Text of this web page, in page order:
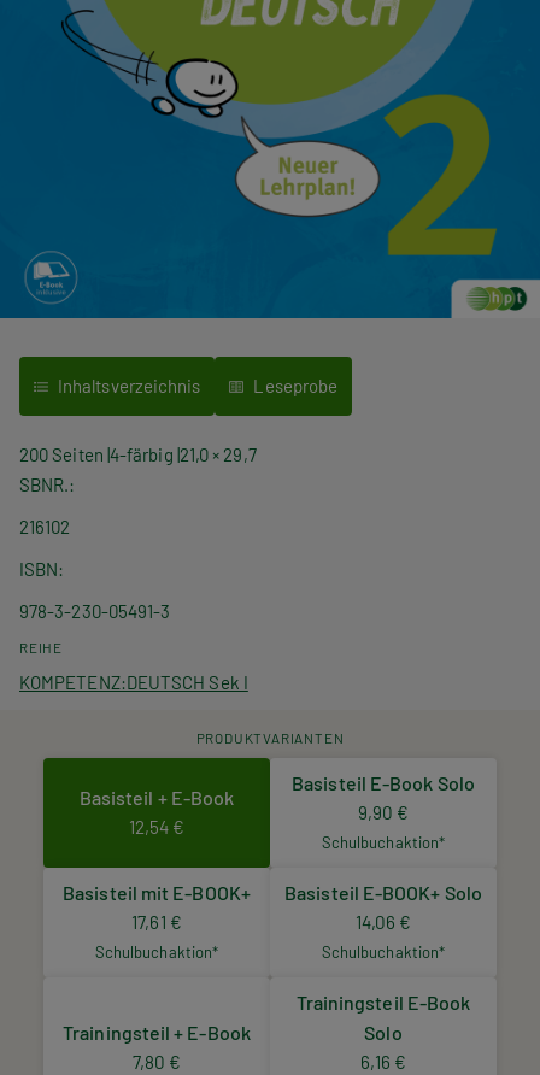
Inhaltsverzeichnis Leseprobe
200 Seiten 4-färbig 21,0 × 29,7
SBNR.
216102
ISBN
978-3-230-05491-3
REIHE
KOMPETENZ:DEUTSCH Sek I
PRODUKTVARIANTEN
Basisteil + E-Book
12,54 €
Basisteil E-Book Solo
9,90 €
Schulbuchaktion*
Basisteil mit E-BOOK+
17,61 €
Schulbuchaktion*
Basisteil E-BOOK+ Solo
14,06 €
Schulbuchaktion*
Trainingsteil + E-Book
7,80 €
Trainingsteil E-Book
Solo
6,16 €